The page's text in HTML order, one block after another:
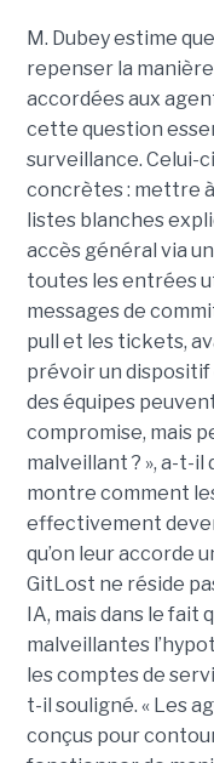
M. Dubey estime
repenser la
accordées aux
cette question
surveillance. Celui-
concrètes : mettre
listes blanches
accès général via
toutes les entrées
messages de
pull et les tickets,
prévoir un dispositif
des équipes
compromise, mais
malveillant ? », a-t-il
montre comment
effectivement
qu’on leur accorde
GitLost ne réside
IA, mais dans le fait
malveillantes
les comptes de
t-il souligné. « Les
conçus pour